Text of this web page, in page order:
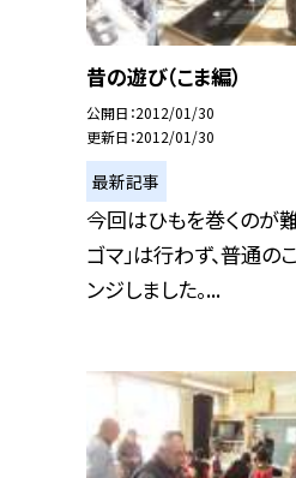
昔の遊び（こま編）
公開日 2012/01/30
更新日 2012/01/30
最新記事
今回はひもを巻くのが
ゴマ」は行わず、普通の
ンジしました。...